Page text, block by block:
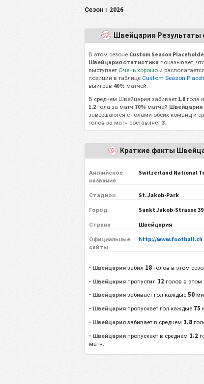
Сезон : 2026
Швейцария Результаты
В этом сезоне Custom Season
Швейцария статистика показывает,
выступает Очень хорошо и располагается
позиции в таблицеCustom Season
выиграв 40% матчей.
В среднем Швейцария забивает 1.8 гола
1.2 гола за матч.70% матчей Швейцария
завершаются с голами обеих команд и
голов за матч составляет3.
Краткие факты
Английское
название
Switzerland National
Стадион
St. Jakob-Park
Город
Sankt Jakob-Strasse
Страна
Швейцария
Официальные
сайты
http://www.football.ch
• Швейцариязабил 18голов в этом
• Швейцарияпропустил 12голов в этом
• Швейцариязабивает гол каждые 50
• Швейцарияпропускает гол каждые 75
• Швейцариязабивает в среднем 1.8
• Швейцарияпропускает в среднем 1.2
матч.